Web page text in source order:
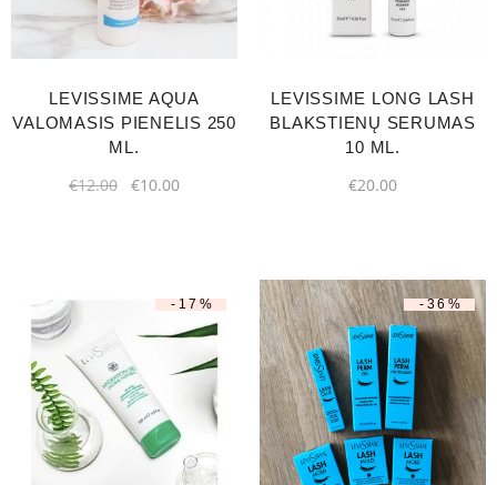
LEVISSIME AQUA
VALOMASIS PIENELIS 250
ML.
€12.00 €10.00
LEVISSIME LONG LASH
BLAKSTIENŲ SERUMAS
10 ML.
€20.00
-17% -36%